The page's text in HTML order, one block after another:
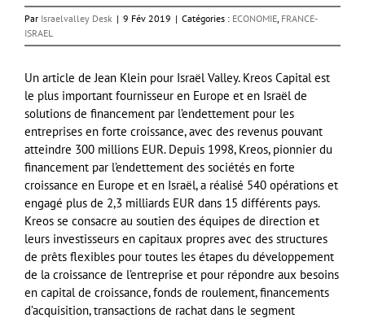
Par Israelvalley Desk | 9 Fév 2019 | Catégories : ECONOMIE, FRANCE-
ISRAEL
Un article de Jean Klein pour Israël Valley. Kreos Capital est
le plus important fournisseur en Europe et en Israël de
solutions de financement par l’endettement pour les
entreprises en forte croissance, avec des revenus pouvant
atteindre 300 millions EUR. Depuis 1998, Kreos, pionnier du
financement par l’endettement des sociétés en forte
croissance en Europe et en Israël, a réalisé 540 opérations et
engagé plus de 2,3 milliards EUR dans 15 différents pays.
Kreos se consacre au soutien des équipes de direction et
leurs investisseurs en capitaux propres avec des structures
de prêts flexibles pour toutes les étapes du développement
de la croissance de l’entreprise et pour répondre aux besoins
en capital de croissance, fonds de roulement, financements
d’acquisition, transactions de rachat dans le segment